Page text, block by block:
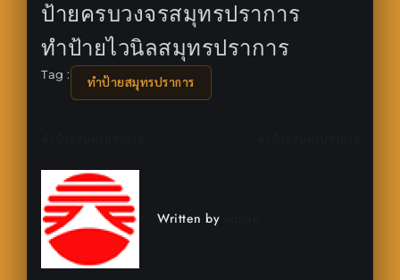
ป้ายครบวงจรสมุทรปราการ
ทำป้ายไวนิลสมุทรปราการ
Tag :
ทำป้ายสมุทรปราการ
Written by